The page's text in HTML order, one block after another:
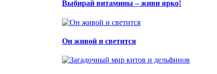
Выбирай витамины – живи ярко!
Он живой и светится